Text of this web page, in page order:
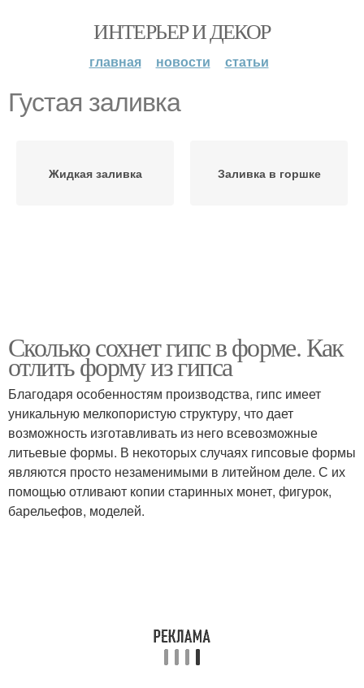
ИНТЕРЬЕР И ДЕКОР
главная новости статьи
Густая заливка
Жидкая заливка Заливка в горшке
Сколько сохнет гипс в форме. Как
отлить форму из гипса
Благодаря особенностям производства, гипс имеет
уникальную мелкопористую структуру, что дает
возможность изготавливать из него всевозможные
литьевые формы. В некоторых случаях гипсовые формы
являются просто незаменимыми в литейном деле. С их
помощью отливают копии старинных монет, фигурок,
барельефов, моделей.